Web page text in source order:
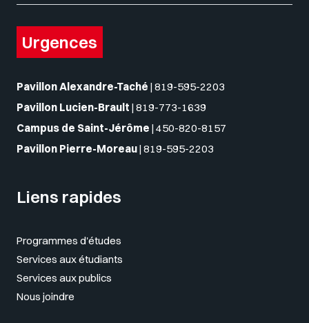
Urgences
Pavillon Alexandre-Taché | 819-595-2203
Pavillon Lucien-Brault | 819-773-1639
Campus de Saint-Jérôme | 450-820-8157
Pavillon Pierre-Moreau| 819-595-2203
Liens rapides
Programmes d'études
Services aux étudiants
Services aux publics
Nous joindre